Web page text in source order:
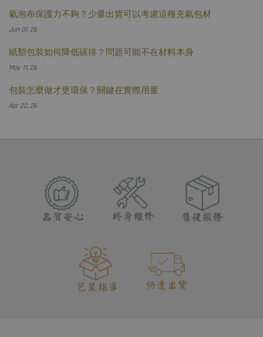
氣泡布保護力不夠？少量出貨可以考慮這種充氣包材
Jun 01, 26
紙類包裝如何降低碳排？問題可能不在材料本身
May 11, 26
包裝怎麼做才更環保？關鍵在實際用量
Apr 22, 26